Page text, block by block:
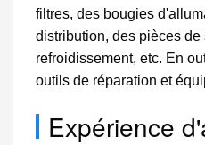
filtres, des bougies
distribution, des pièces de
refroidissement, etc. En
outils de réparation et
Expérience